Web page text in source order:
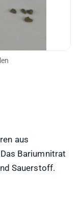
aus
Bariumnitrat
Sauerstoff.